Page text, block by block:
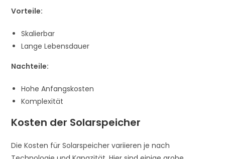
Vorteile:
Skalierbar
Lange Lebensdauer
Nachteile:
Hohe Anfangskosten
Komplexität
Kosten der Solarspeicher
Die Kosten für Solarspeicher variieren je nach